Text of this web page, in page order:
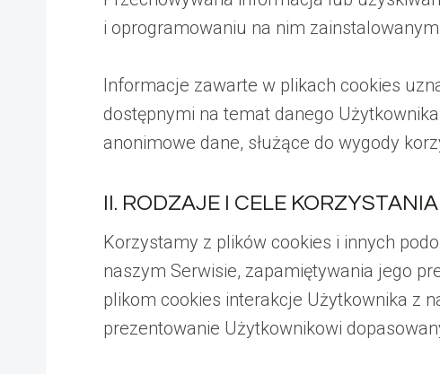
i oprogramowaniu na nim
Informacje zawarte w plikach cookies
dostępnymi na temat danego
anonimowe dane, służące do wygody
II. RODZAJE I CELE
Korzystamy z plików cookies i innych
naszym Serwisie, zapamiętywania jego
plikom cookies interakcje Użytkownika z
prezentowanie Użytkownikowi